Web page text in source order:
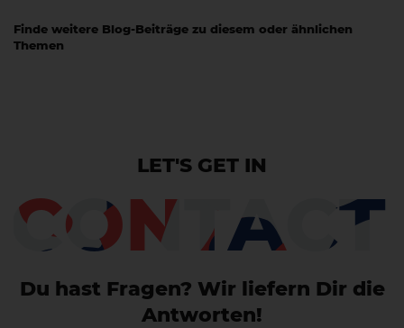
Finde weitere Blog-Beiträge zu diesem oder ähnlichen
Themen
LET'S GET IN
CONTACT
Du hast Fragen? Wir liefern Dir die
Antworten!